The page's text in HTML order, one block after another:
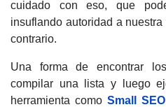
cuidado con eso, que
insuflando autoridad a
contrario.
Una forma de encontrar
compilar una lista y luego
herramienta como Small